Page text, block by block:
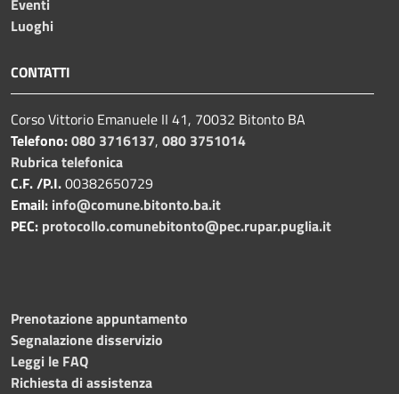
Luoghi
CONTATTI
Corso Vittorio Emanuele II 41, 70032 Bitonto BA
Telefono:080 3716137, 080 3751014
Rubrica telefonica
C.F. /P.I.00382650729
Email: info@comune.bitonto.ba.it
PEC: protocollo.comunebitonto@pec.rupar.puglia.it
Prenotazione appuntamento
Segnalazione disservizio
Leggi le FAQ
Richiesta di assistenza